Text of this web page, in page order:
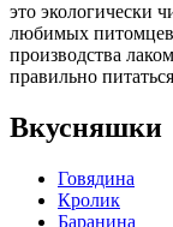
это экологически
любимых питомцев.
производства
правильно
Вкусняшки
Говядина
Кролик
Баранина